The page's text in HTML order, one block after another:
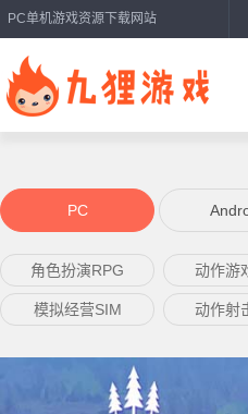
PC单机游戏资源下载网站
PC
角色扮演RPG 动作游
模拟经营SIM 动作射